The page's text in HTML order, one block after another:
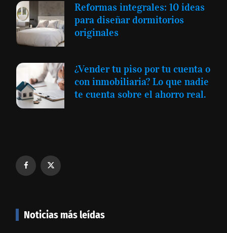
Reformas integrales: 10 ideas
para diseñar dormitorios
originales
¿Vender tu piso por tu cuenta o
con inmobiliaria? Lo que nadie
te cuenta sobre el ahorro real.
Noticias más leídas